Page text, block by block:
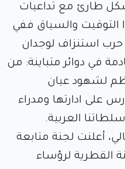
طارئ مع تداعيات
التوقيت والسياق ففي
استنزاف لوجدان
في دوائر متباينة: من
لشهود عيان
على ادارتها ومدراء
العربية.
أعلنت لجنة متابعة
القطرية لرؤساء